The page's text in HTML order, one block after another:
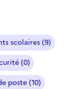
scolaires (9)
(0)
poste (10)